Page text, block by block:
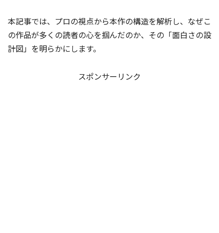
本記事では、プロの視点から本作の構造を解析し、なぜこ
の作品が多くの読者の心を掴んだのか、その「面白さの設
計図」を明らかにします。
スポンサーリンク